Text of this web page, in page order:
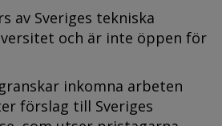
av Sveriges tekniska
och är inte öppen för
inkomna arbeten
förslag till Sveriges